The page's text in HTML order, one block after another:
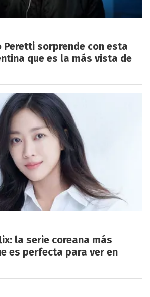
Peretti sorprende con esta
que es la más vista de
la serie coreana más
es perfecta para ver en